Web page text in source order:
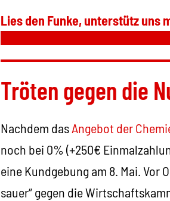
Lies den Funke, unterstütz uns
Tröten gegen die
Nachdem dasAngebot der
noch bei 0% (+250€
eine Kundgebung am 8. Mai. Vor
sauer“ gegen die